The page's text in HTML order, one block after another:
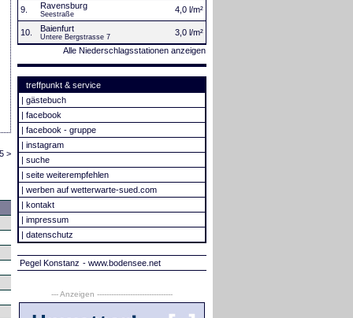
>
9. Ravensburg
Seestraße 4,0 l/m²
10. Baienfurt
Untere Bergstrasse 7
3,0 l/m²
Alle Niederschlagsstationen anzeigen
treffpunkt & service
| gästebuch
| facebook
| facebook - gruppe
| instagram
| suche
| seite weiterempfehlen
| werben auf wetterwarte-sued.com
| kontakt
| impressum
| datenschutz
Pegel Konstanz - www.bodensee.net
--- Anzeigen --------------------------------